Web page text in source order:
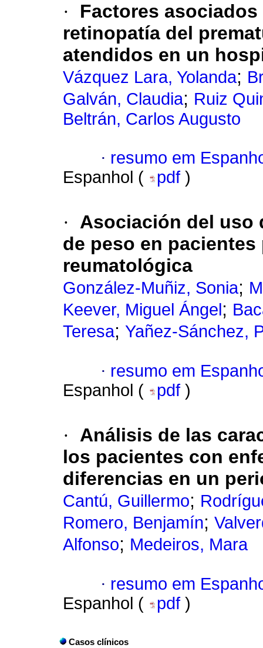
·
Factores
retinopatía del
atendidos en un
Vázquez Lara, Yolanda;
Galván, Claudia; Ruiz
Beltrán, Carlos Augusto
· resumo em
Espanhol (
pdf )
·
Asociación del uso
de peso en
reumatológica
González-Muñiz, Sonia;
Keever, Miguel Ángel ;
Teresa; Yañez-Sánchez,
· resumo em
Espanhol (
pdf )
·
Análisis de las
los pacientes con
diferencias en un
Cantú, Guillermo;
Romero, Benjamín;
Alfonso; Medeiros, Mara
· resumo em
Espanhol (
pdf )
Casos clínicos